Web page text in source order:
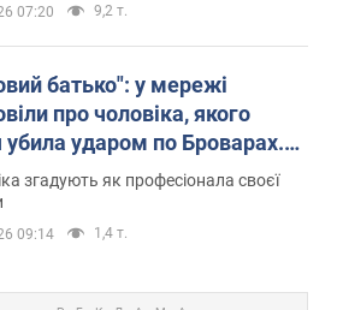
07:20 9,2 т.
батько": у мережі
про чоловіка, якого
убила ударом по Броварах.
згадують як професіонала своєї
09:14 1,4 т.